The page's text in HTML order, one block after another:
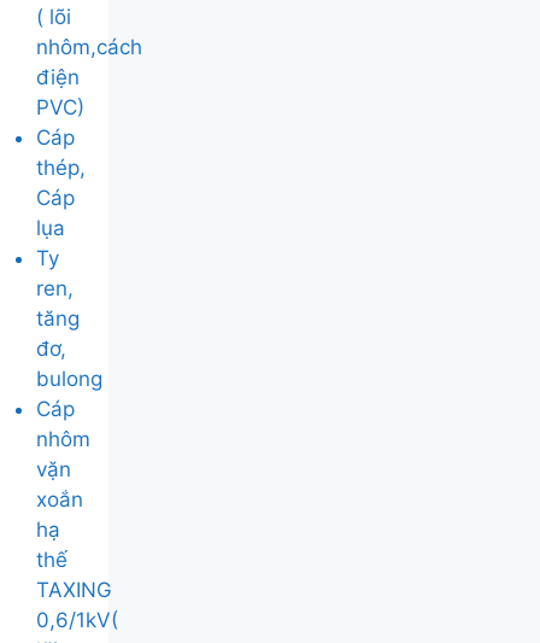
( lõi
nhôm,cách
điện
PVC)
Cáp
thép,
Cáp
lụa
Ty
ren,
tăng
đơ,
bulong
Cáp
nhôm
vặn
xoắn
hạ
thế
TAXING
0,6/1kV(